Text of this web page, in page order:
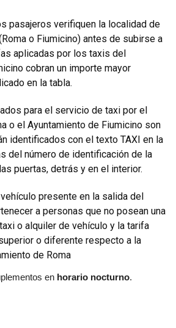
pasajeros verifiquen la localidad de
o Fiumicino) antes de subirse a
aplicadas por los taxis del
cobran un importe mayor
en la tabla.
para el servicio de taxi por el
o el Ayuntamiento de Fiumicino son
identificados con el texto TAXI en la
del número de identificación de la
puertas, detrás y en el interior.
presente en la salida del
a personas que no posean una
o alquiler de vehículo y la tarifa
o diferente respecto a la
de Roma
en horario nocturno.